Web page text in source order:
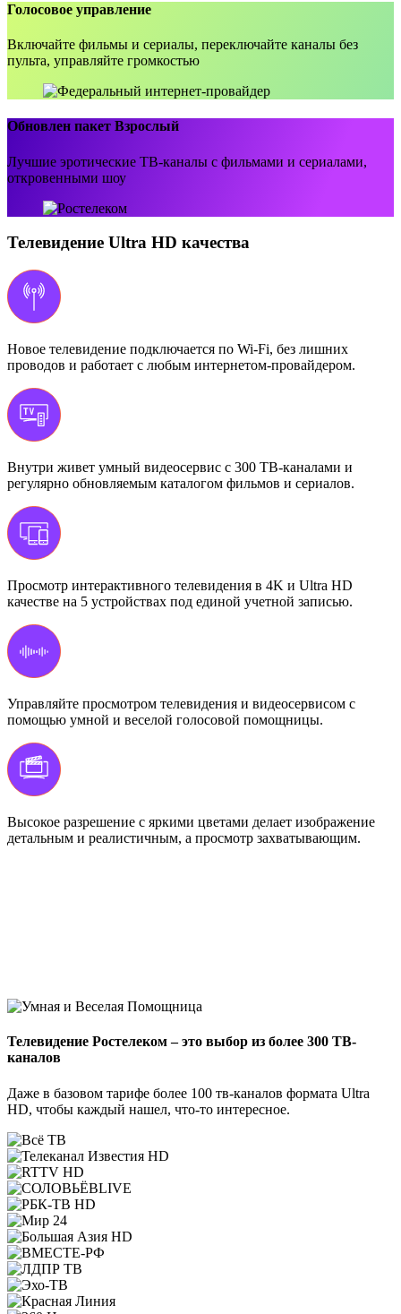
Голосовое управление
Включайте фильмы и сериалы, переключайте каналы без
пульта, управляйте громкостью
Обновлен пакет Взрослый
Лучшие эротические ТВ-каналы с фильмами и сериалами,
откровенными шоу
Телевидение Ultra HD качества
Новое телевидение подключается по Wi-Fi, без лишних
проводов и работает с любым интернетом-провайдером.
Внутри живет умный видеосервис с 300 ТВ-каналами и
регулярно обновляемым каталогом фильмов и сериалов.
Просмотр интерактивного телевидения в 4K и Ultra HD
качестве на 5 устройствах под единой учетной записью.
Управляйте просмотром телевидения и видеосервисом с
помощью умной и веселой голосовой помощницы.
Высокое разрешение с яркими цветами делает изображение
детальным и реалистичным, а просмотр захватывающим.
Телевидение Ростелеком – это выбор из более 300 ТВ-
каналов
Даже в базовом тарифе более 100 тв-каналов формата Ultra
HD, чтобы каждый нашел, что-то интересное.